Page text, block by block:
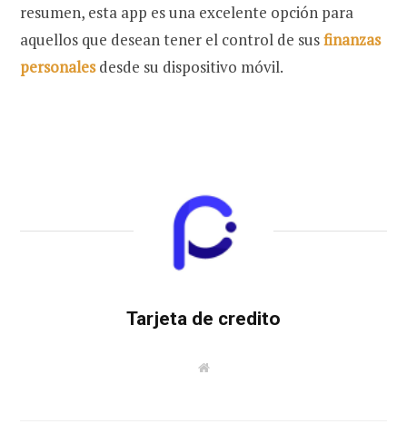
resumen, esta app es una excelente opción para
aquellos que desean tener el control de susfinanzas
personalesdesde su dispositivo móvil.
Tarjeta de credito
W